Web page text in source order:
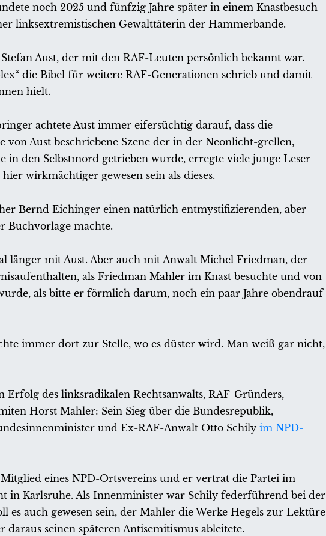
noch 2025 und fünfzig Jahre später in einem Knastbesuch
linksextremistischen Gewalttäterin der Hammerbande.
Aust, der mit den RAF-Leuten persönlich bekannt war.
die Bibel für weitere RAF-Generationen schrieb und damit
hielt.
achtete Aust immer eifersüchtig darauf, dass die
Aust beschriebene Szene der in der Neonlicht-grellen,
den Selbstmord getrieben wurde, erregte viele junge Leser
wirkmächtiger gewesen sein als dieses.
Bernd Eichinger einen natürlich entmystifizierenden, aber
Buchvorlage machte.
länger mit Aust. Aber auch mit Anwalt Michel Friedman, der
als Friedman Mahler im Knast besuchte und von
als bitte er förmlich darum, noch ein paar Jahre obendrauf
immer dort zur Stelle, wo es düster wird. Man weiß gar nicht,
des linksradikalen Rechtsanwalts, RAF-Gründers,
Horst Mahler: Sein Sieg über die Bundesrepublik,
und Ex-RAF-Anwalt Otto Schily im NPD-
eines NPD-Ortsvereins und er vertrat die Partei im
in Karlsruhe. Als Innenminister war Schily federführend bei der
es auch gewesen sein, der Mahler die Werke Hegels zur Lektüre
daraus seinen späteren Antisemitismus ableitete.